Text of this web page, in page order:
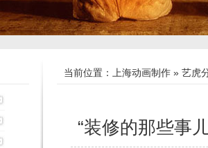
当前位置： 上海动画制作 » 艺虎
“装修的那些事